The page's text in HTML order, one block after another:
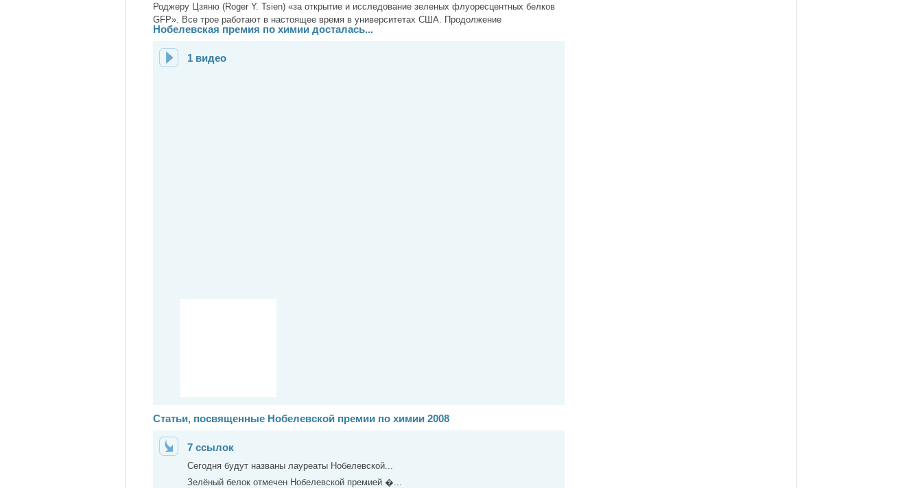
Роджеру Цзяню (Roger Y. Tsien) «за открытие и исследование зеленых флуоресцентных белков
GFP». Все трое работают в настоящее время в университетах США. Продолжение
Нобелевская премия по химии досталась...
1 видео
Статьи, посвященные Нобелевской премии по химии 2008
7 ссылок
Сегодня будут названы лауреаты Нобелевской...
Зелёный белок отмечен Нобелевской премией �...